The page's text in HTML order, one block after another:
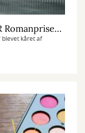
Kim Fupz Aakeson vinder DR Romanprisen for bog om en drabsmand på pilgrimsvandring
blevet kåret af